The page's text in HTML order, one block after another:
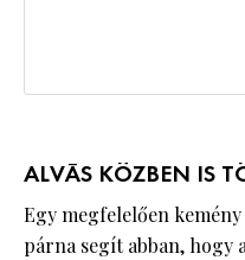
ALVÁS KÖZBEN IS
Egy megfelelően
párna segít abban, hogy